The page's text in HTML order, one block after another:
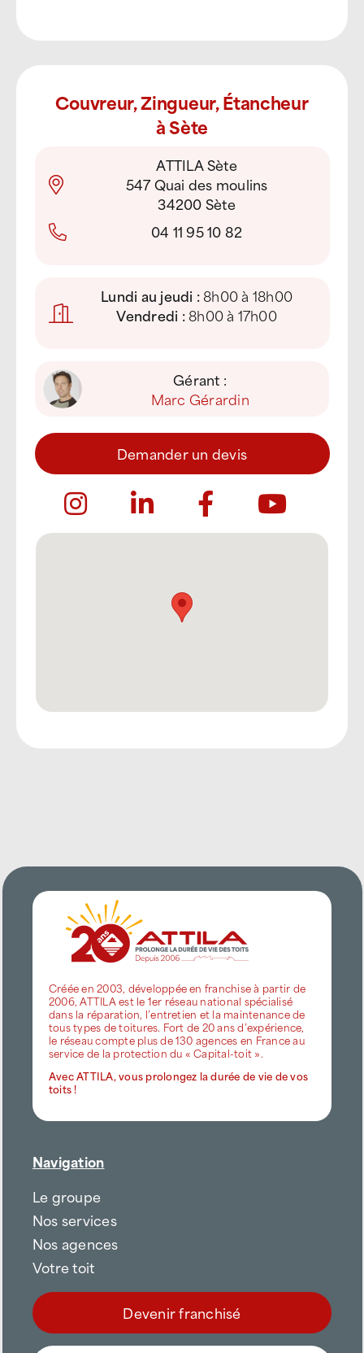
Couvreur, Zingueur, Étancheur
à Sète
ATTILA Sète
547 Quai des moulins
34200 Sète
04 11 95 10 82
Lundi au jeudi :8h00 à 18h00
Vendredi :8h00 à 17h00
Gérant :
Marc Gérardin
Demander un devis
Créée en 2003, développée en franchise à partir de
2006, ATTILA est le 1er réseau national spécialisé
dans la réparation, l’entretien et la maintenance de
tous types de toitures. Fort de 20 ans d’expérience,
le réseau compte plus de 130 agences en France au
service de la protection du « Capital-toit ».
Avec ATTILA, vous prolongez la durée de vie de vos
toits !
Navigation
Le groupe
Nos services
Nos agences
Votre toit
Devenir franchisé